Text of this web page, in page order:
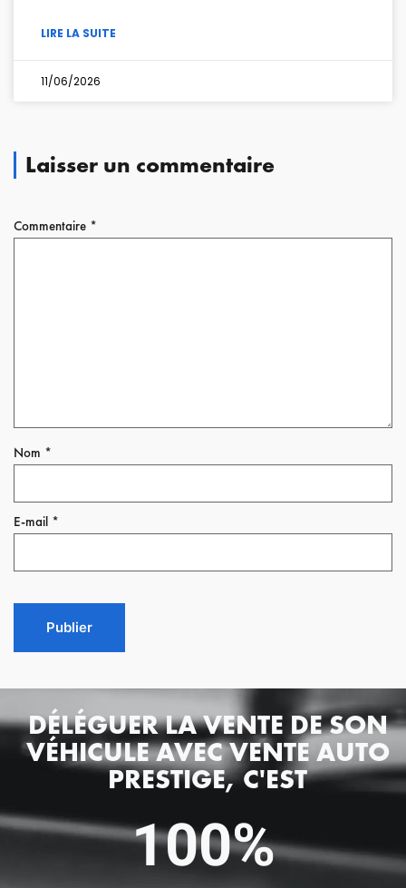
LIRE LA SUITE
11/06/2026
Laisser un commentaire
Commentaire *
Nom *
E-mail *
DÉLÉGUER LA VENTE DE SON
VÉHICULE AVEC VENTE AUTO
PRESTIGE, C'EST
100%